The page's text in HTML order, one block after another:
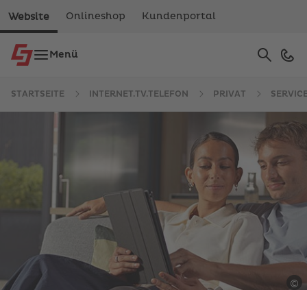
Website Onlineshop Kundenportal
Menü Suche
und
um
das
die
um
STARTSEITE INTERNET.TV.TELEFON PRIVAT
©